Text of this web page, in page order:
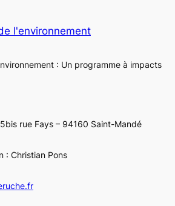
l'environnement
: Un programme à impacts
rue Fays – 94160 Saint-Mandé
: Christian Pons